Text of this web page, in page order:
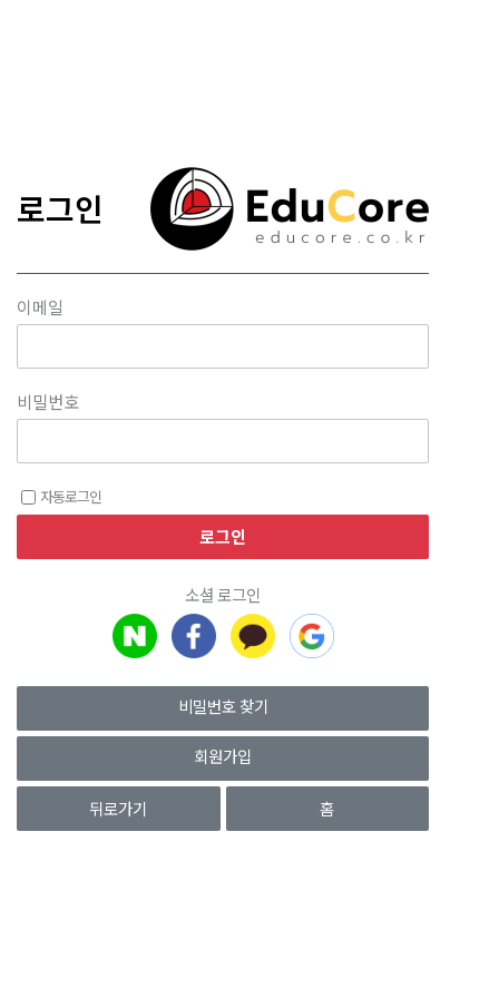
로그인
이메일
비밀번호
자동로그인
소셜 로그인
비밀번호 찾기
회원가입
뒤로가기 홈